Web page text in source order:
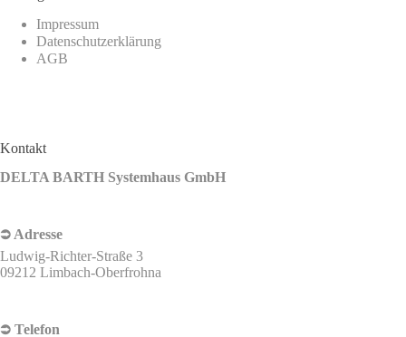
Impressum
Datenschutzerklärung
AGB
Kontakt
DELTA BARTH Systemhaus GmbH
⮊ Adresse
Ludwig-Richter-Straße 3
09212 Limbach-Oberfrohna
⮊ Telefon